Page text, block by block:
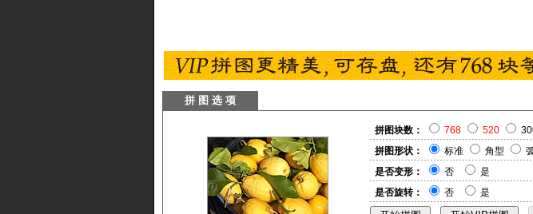
拼 图 选 项
拼图块数： 768 520
拼图形状：
标准 角型
是否变形：
否
是
是否旋转：
否 是